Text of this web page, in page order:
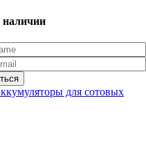
наличии
для сотовых